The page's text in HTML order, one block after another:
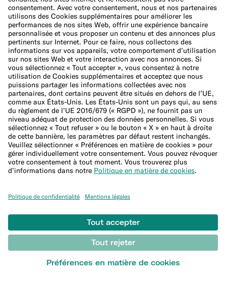
Carte bancaire virtuelle